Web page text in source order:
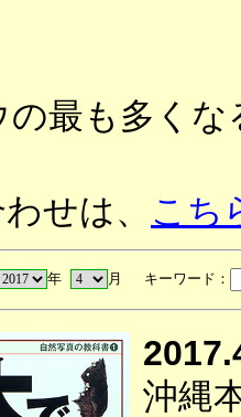
最も多く
せは、 こち
年 月 キーワード：
沖縄